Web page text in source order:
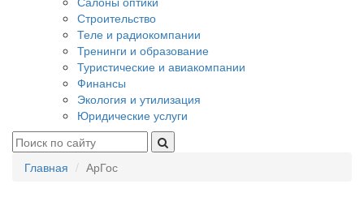
Строительство
Теле и радиокомпании
Тренинги и образование
Туристические и авиакомпании
Финансы
Экология и утилизация
Юридические услуги
Главная АрГос